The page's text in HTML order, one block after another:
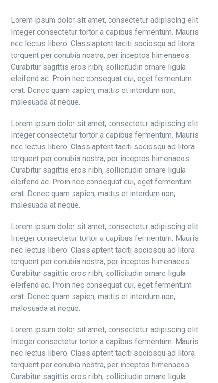
Lorem ipsum dolor sit amet, consectetur adipiscing elit.
Integer consectetur tortor a dapibus fermentum. Mauris
nec lectus libero. Class aptent taciti sociosqu ad litora
torquent per conubia nostra, per inceptos himenaeos.
Curabitur sagittis eros nibh, sollicitudin ornare ligula
eleifend ac. Proin nec consequat dui, eget fermentum
erat. Donec quam sapien, mattis et interdum non,
malesuada at neque.
Lorem ipsum dolor sit amet, consectetur adipiscing elit.
Integer consectetur tortor a dapibus fermentum. Mauris
nec lectus libero. Class aptent taciti sociosqu ad litora
torquent per conubia nostra, per inceptos himenaeos.
Curabitur sagittis eros nibh, sollicitudin ornare ligula
eleifend ac. Proin nec consequat dui, eget fermentum
erat. Donec quam sapien, mattis et interdum non,
malesuada at neque.
Lorem ipsum dolor sit amet, consectetur adipiscing elit.
Integer consectetur tortor a dapibus fermentum. Mauris
nec lectus libero. Class aptent taciti sociosqu ad litora
torquent per conubia nostra, per inceptos himenaeos.
Curabitur sagittis eros nibh, sollicitudin ornare ligula
eleifend ac. Proin nec consequat dui, eget fermentum
erat. Donec quam sapien, mattis et interdum non,
malesuada at neque.
Lorem ipsum dolor sit amet, consectetur adipiscing elit.
Integer consectetur tortor a dapibus fermentum. Mauris
nec lectus libero. Class aptent taciti sociosqu ad litora
torquent per conubia nostra, per inceptos himenaeos.
Curabitur sagittis eros nibh, sollicitudin ornare ligula